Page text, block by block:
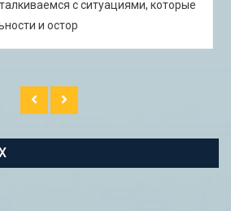
сентября 2026 года пройдёт
«Школа горо�